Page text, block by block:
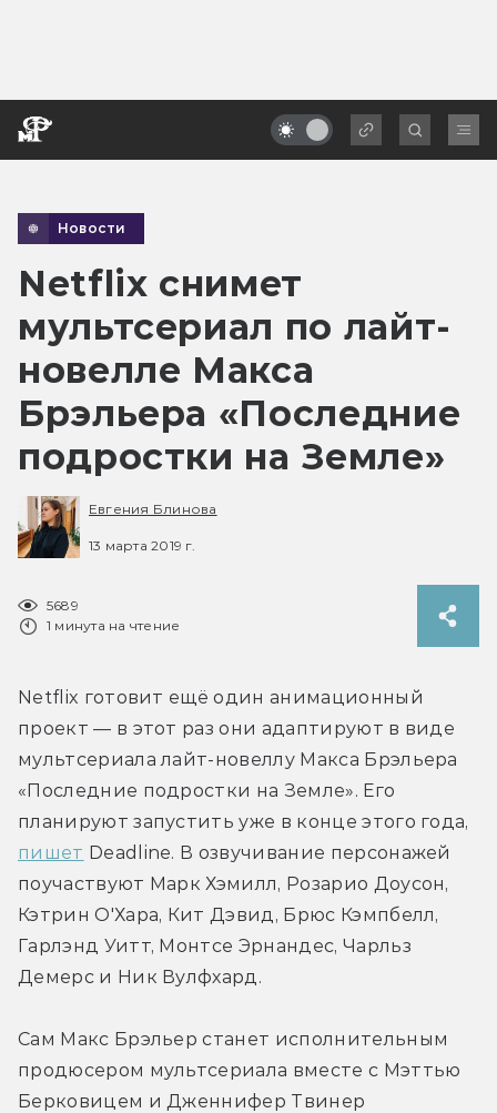
Новости
Netflix снимет
мультсериал по лайт-
новелле Макса
Брэльера «Последние
подростки на Земле»
Евгения Блинова
13 марта 2019 г.
5689
1 минута на чтение
Netflix готовит ещё один анимационный
проект — в этот раз они адаптируют в виде
мультсериала лайт-новеллу Макса Брэльера
«Последние подростки на Земле». Его
пишет Deadline. В озвучивание персонажей
поучаствуют Марк Хэмилл, Розарио Доусон,
Кэтрин О'Хара, Кит Дэвид, Брюс Кэмпбелл,
Гарлэнд Уитт, Монтсе Эрнандес, Чарльз
Демерс и Ник Вулфхард.
Сам Макс Брэльер станет исполнительным
продюсером мультсериала вместе с Мэттью
Берковицем и Дженнифер Твинер